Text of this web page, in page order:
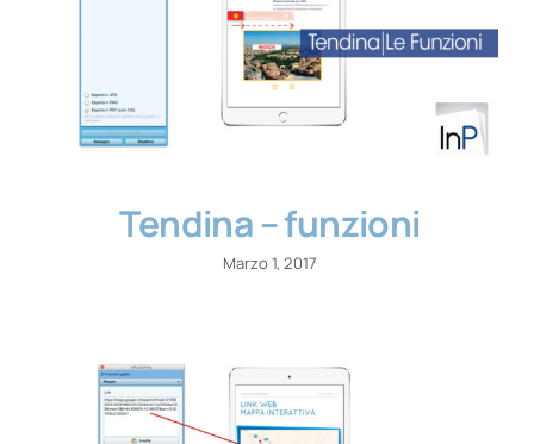
Tendina – funzioni
Marzo 1, 2017